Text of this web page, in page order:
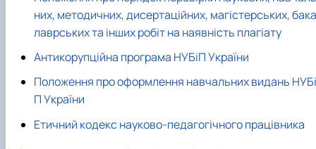
Сторінка аспіранта
них, методичних, дисертаційних, магістерських, бака
лаврських та інших робіт на наявність плагіату
Антикорупційна програма НУБіП України
Положення про оформлення навчальних видань НУБі
П України
Етичний кодекс науково-педагогічного працівника